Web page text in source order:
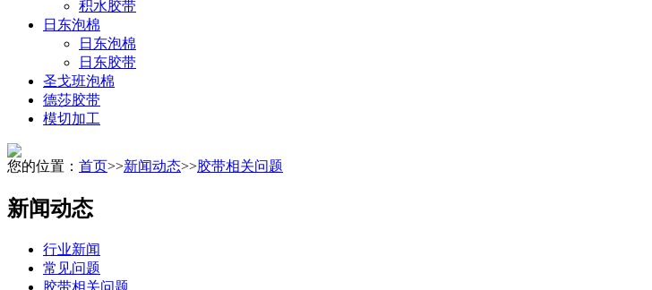
积水胶带
日东泡棉
日东泡棉
日东胶带
圣戈班泡棉
德莎胶带
模切加工
您的位置： 首页>>新闻动态>>胶带相关问题
新闻动态
行业新闻
常见问题
胶带相关问题